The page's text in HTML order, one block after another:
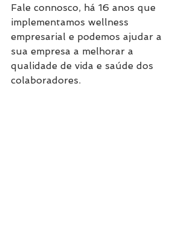
Fale connosco, há 16 anos que
implementamos wellness
empresarial e podemos ajudar a
sua empresa a melhorar a
qualidade de vida e saúde dos
colaboradores.